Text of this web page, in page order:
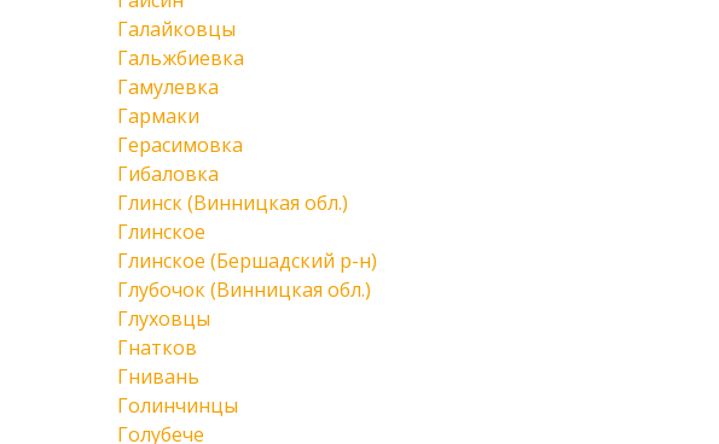
Галайковцы
Гальжбиевка
Гамулевка
Гармаки
Герасимовка
Гибаловка
Глинск (Винницкая обл.)
Глинское
Глинское (Бершадский р-н)
Глубочок (Винницкая обл.)
Глуховцы
Гнатков
Гнивань
Голинчинцы
Голубече